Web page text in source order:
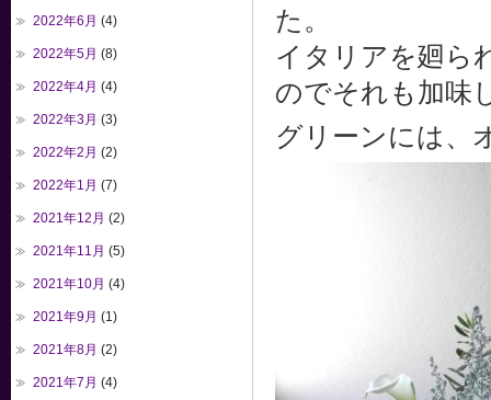
た。
イタリアを廻ら
のでそれも加味
グリーンには、
2022年6月 (4)
2022年5月 (8)
2022年4月 (4)
2022年3月 (3)
2022年2月 (2)
2022年1月 (7)
2021年12月 (2)
2021年11月 (5)
2021年10月 (4)
2021年9月 (1)
2021年8月 (2)
2021年7月 (4)